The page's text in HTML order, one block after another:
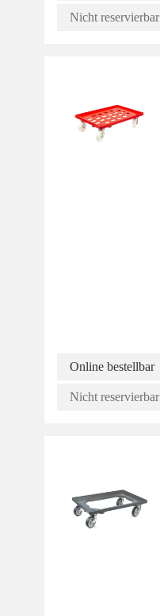
Nicht reservierbar
Online bestellbar
Nicht reservierbar